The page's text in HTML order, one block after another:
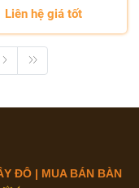
57.2MM
Liên hệ giá tốt
ĐÔ | MUA BÁN BÀN